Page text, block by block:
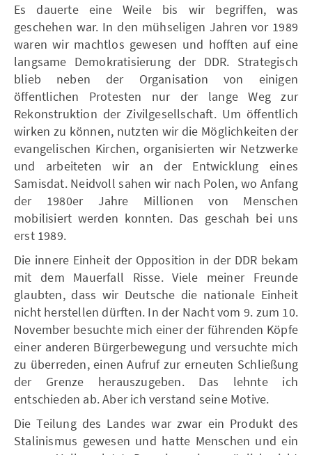
Es dauerte eine Weile bis wir begriffen, was
geschehen war. In den mühseligen Jahren vor 1989
waren wir machtlos gewesen und hofften auf eine
langsame Demokratisierung der DDR. Strategisch
blieb neben der Organisation von einigen
öffentlichen Protesten nur der lange Weg zur
Rekonstruktion der Zivilgesellschaft. Um öffentlich
wirken zu können, nutzten wir die Möglichkeiten der
evangelischen Kirchen, organisierten wir Netzwerke
und arbeiteten wir an der Entwicklung eines
Samisdat. Neidvoll sahen wir nach Polen, wo Anfang
der 1980er Jahre Millionen von Menschen
mobilisiert werden konnten. Das geschah bei uns
erst 1989.
Die innere Einheit der Opposition in der DDR bekam
mit dem Mauerfall Risse. Viele meiner Freunde
glaubten, dass wir Deutsche die nationale Einheit
nicht herstellen dürften. In der Nacht vom 9. zum 10.
November besuchte mich einer der führenden Köpfe
einer anderen Bürgerbewegung und versuchte mich
zu überreden, einen Aufruf zur erneuten Schließung
der Grenze herauszugeben. Das lehnte ich
entschieden ab. Aber ich verstand seine Motive.
Die Teilung des Landes war zwar ein Produkt des
Stalinismus gewesen und hatte Menschen und ein